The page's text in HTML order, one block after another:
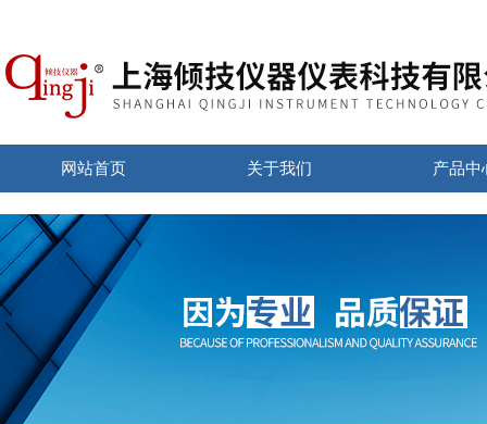
网站首页 关于我们 产品中